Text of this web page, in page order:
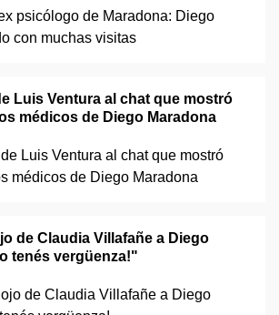
Luis Ventura al chat que mostró
médicos de Diego Maradona
de Claudia Villafañe a Diego
tenés vergüenza!"